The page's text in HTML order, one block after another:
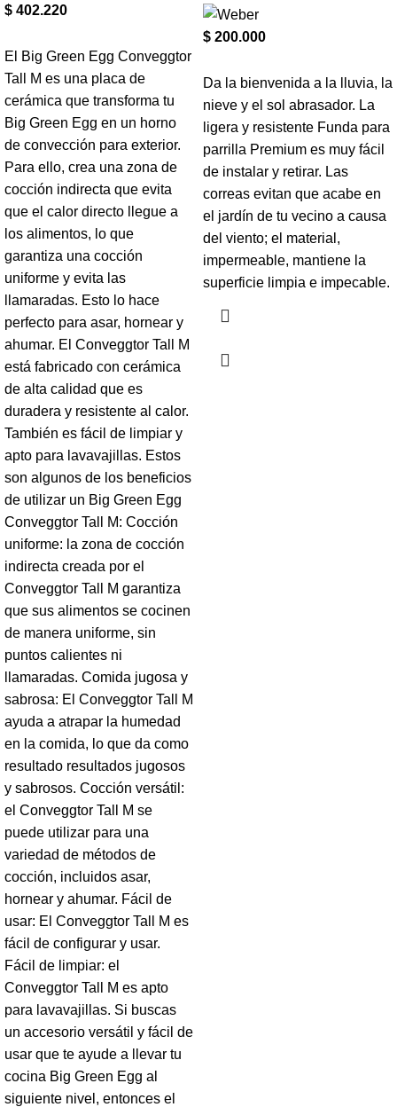
$ 402.220
El Big Green Egg Conveggtor
Tall M es una placa de
cerámica que transforma tu
Big Green Egg en un horno
de convección para exterior.
Para ello, crea una zona de
cocción indirecta que evita
que el calor directo llegue a
los alimentos, lo que
garantiza una cocción
uniforme y evita las
llamaradas. Esto lo hace
perfecto para asar, hornear y
ahumar. El Conveggtor Tall M
está fabricado con cerámica
de alta calidad que es
duradera y resistente al calor.
También es fácil de limpiar y
apto para lavavajillas. Estos
son algunos de los beneficios
de utilizar un Big Green Egg
Conveggtor Tall M: Cocción
uniforme: la zona de cocción
indirecta creada por el
Conveggtor Tall M garantiza
que sus alimentos se cocinen
de manera uniforme, sin
puntos calientes ni
llamaradas. Comida jugosa y
sabrosa: El Conveggtor Tall M
ayuda a atrapar la humedad
en la comida, lo que da como
resultado resultados jugosos
y sabrosos. Cocción versátil:
el Conveggtor Tall M se
puede utilizar para una
variedad de métodos de
cocción, incluidos asar,
hornear y ahumar. Fácil de
usar: El Conveggtor Tall M es
fácil de configurar y usar.
Fácil de limpiar: el
Conveggtor Tall M es apto
para lavavajillas. Si buscas
un accesorio versátil y fácil de
usar que te ayude a llevar tu
cocina Big Green Egg al
siguiente nivel, entonces el
$ 200.000
Da la bienvenida a la lluvia, la
nieve y el sol abrasador. La
ligera y resistente Funda para
parrilla Premium es muy fácil
de instalar y retirar. Las
correas evitan que acabe en
el jardín de tu vecino a causa
del viento; el material,
impermeable, mantiene la
superficie limpia e impecable.